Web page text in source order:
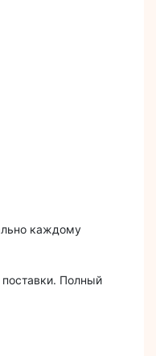
каждому
Полный